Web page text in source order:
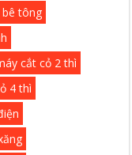
tông
cắt cỏ 2 thì
4 thì